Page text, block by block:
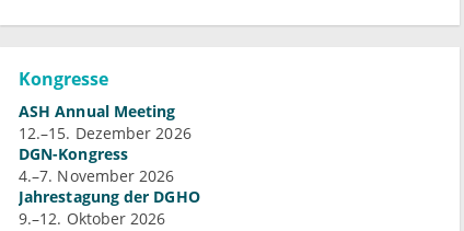
Kongresse
ASH Annual Meeting
12.–15. Dezember 2026
DGN-Kongress
4.–7. November 2026
Jahrestagung der DGHO
9.–12. Oktober 2026